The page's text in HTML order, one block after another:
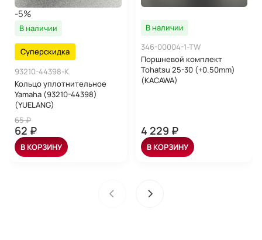
-5%
В наличии
Суперскидка
93210-44398-K
Кольцо уплотнительное
Yamaha (93210-44398)
(YUELANG)
65 ₽
62 ₽
В КОРЗИНУ
В наличии
346-00004-1-TW
Поршневой комплект
Tohatsu 25-30 (+0.50mm)
(KACAWA)
4 229 ₽
В КОРЗИНУ